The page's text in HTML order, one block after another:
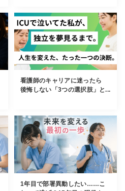
看護師のキャリアに迷ったら
後悔しない「3つの選択肢」と...
1年目で部署異動したい……こ